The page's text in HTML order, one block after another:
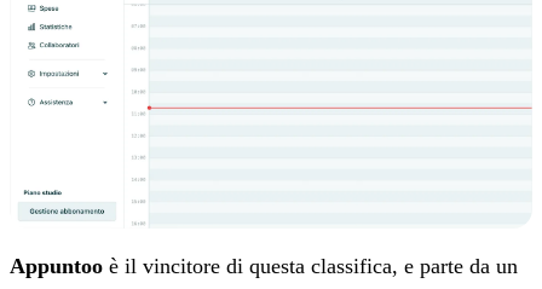
Appuntoo è il vincitore di questa classifica, e parte da un